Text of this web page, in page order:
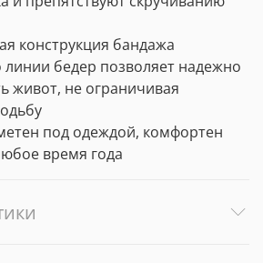
конструкция бандажа
бедер позволяет надежно
живот, не ограничивая
под одеждой, комфортен
время года